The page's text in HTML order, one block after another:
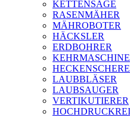
KETTENSÄGE
RASENMÄHER
MÄHROBOTER
HÄCKSLER
ERDBOHRER
KEHRMASCHINE
HECKENSCHERE
LAUBBLÄSER
LAUBSAUGER
VERTIKUTIERER